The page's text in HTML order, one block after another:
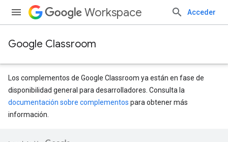
Workspace Acceder
Google Classroom
Los complementos de Google Classroom ya están en fase de
disponibilidad general para desarrolladores. Consulta la
documentación sobre complementos para obtener más
información.